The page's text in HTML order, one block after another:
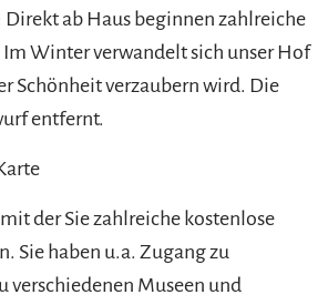
ab Haus beginnen zahlreiche
Winter verwandelt sich unser Hof
Schönheit verzaubern wird. Die
entfernt.
der Sie zahlreiche kostenlose
Sie haben u.a. Zugang zu
verschiedenen Museen und